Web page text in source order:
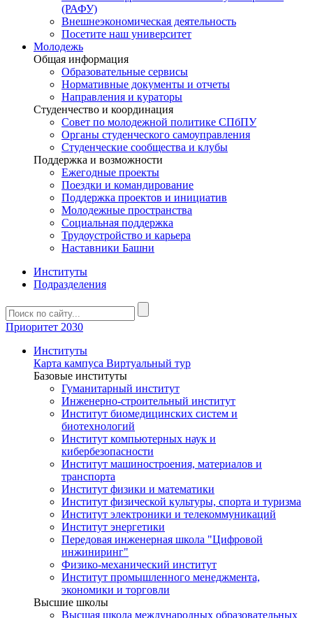
(РАФУ)
Внешнеэкономическая деятельность
Посетите наш университет
Молодежь
Общая информация
Образовательные сервисы
Нормативные документы и отчеты
Направления и кураторы
Студенчество и координация
Совет по молодежной политике СПбПУ
Органы студенческого самоуправления
Студенческие сообщества и клубы
Поддержка и возможности
Ежегодные проекты
Поездки и командирование
Поддержка проектов и инициатив
Молодежные пространства
Социальная поддержка
Трудоустройство и карьера
Наставники Башни
Институты
Подразделения
Приоритет 2030
Институты
Карта кампуса Виртуальный тур
Базовые институты
Гуманитарный институт
Инженерно-строительный институт
Институт биомедицинских систем и
биотехнологий
Институт компьютерных наук и
кибербезопасности
Институт машиностроения, материалов и
транспорта
Институт физики и математики
Институт физической культуры, спорта и туризма
Институт электроники и телекоммуникаций
Институт энергетики
Передовая инженерная школа "Цифровой
инжиниринг"
Физико-механический институт
Институт промышленного менеджмента,
экономики и торговли
Высшие школы
Высшая школа международных образовательных